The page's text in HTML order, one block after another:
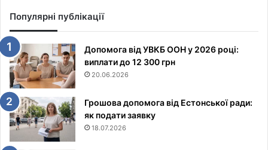
Популярні публікації
Допомога від УВКБ ООН у 2026 році:
виплати до 12 300 грн
20.06.2026
Грошова допомога від Естонської ради:
як подати заявку
18.07.2026